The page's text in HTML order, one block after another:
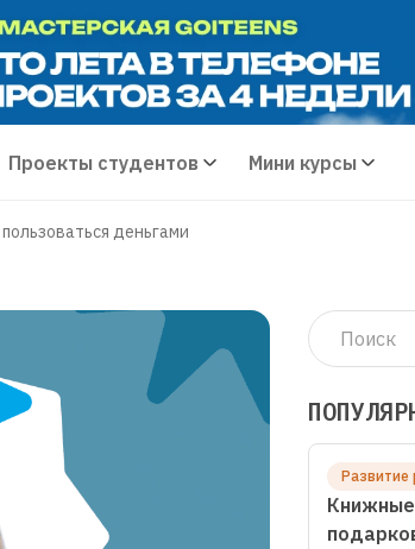
Проекты студентов Мини курсы
деньгами
Развитие